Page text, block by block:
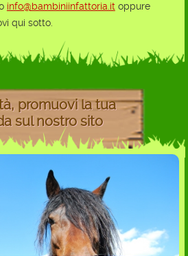
info@bambiniinfattoria.itoppure
qui sotto.
promuovi la tua
sul nostro sito